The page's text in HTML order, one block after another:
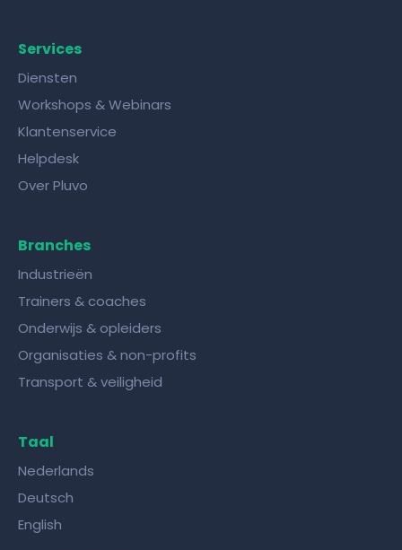
Services
Diensten
Workshops & Webinars
Klantenservice
Helpdesk
Over Pluvo
Branches
Industrieën
Trainers & coaches
Onderwijs & opleiders
Organisaties & non-profits
Transport & veiligheid
Taal
Nederlands
Deutsch
English